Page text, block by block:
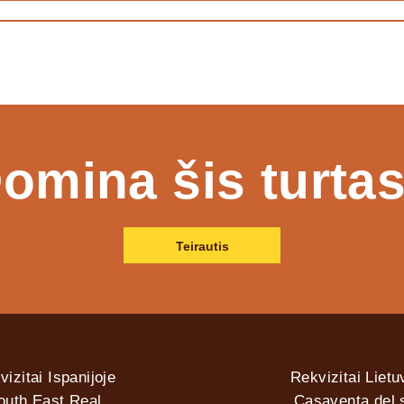
šis
Teirautis
Ispanijoje
East Real
Rekvizitai
Casaventa del